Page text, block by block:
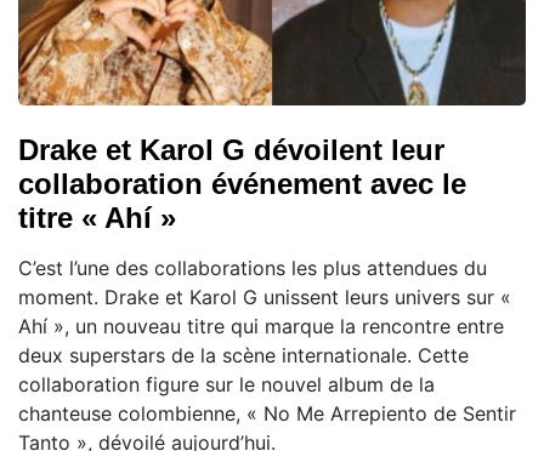
Drake et Karol G dévoilent leur
collaboration événement avec le
titre « Ahí »
C’est l’une des collaborations les plus attendues du
moment. Drake et Karol G unissent leurs univers sur «
Ahí », un nouveau titre qui marque la rencontre entre
deux superstars de la scène internationale. Cette
collaboration figure sur le nouvel album de la
chanteuse colombienne, « No Me Arrepiento de Sentir
Tanto », dévoilé aujourd’hui.